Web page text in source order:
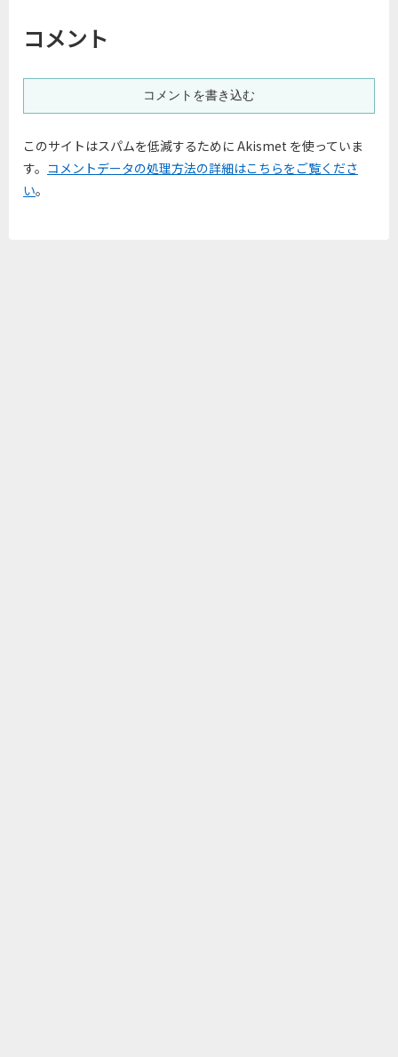
コメント
コメントを書き込む
このサイトはスパムを低減するために Akismet を使っていま
す。 コメントデータの処理方法の詳細はこちらをご覧くださ
い。